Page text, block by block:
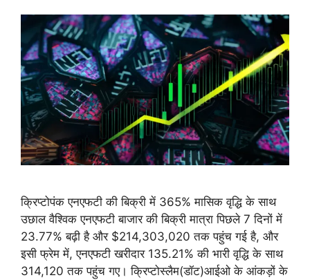
क्रिप्टोपंक एनएफटी की बिक्री में 365% मासिक वृद्धि के साथ
उछाल वैश्विक एनएफटी बाजार की बिक्री मात्रा पिछले 7 दिनों में
23.77% बढ़ी है और $214,303,020 तक पहुंच गई है, और
इसी फ्रेम में, एनएफटी खरीदार 135.21% की भारी वृद्धि के साथ
314,120 तक पहुंच गए। क्रिप्टोस्लैम(डॉट)आईओ के आंकड़ों के